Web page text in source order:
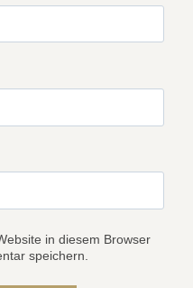
in diesem Browser
speichern.